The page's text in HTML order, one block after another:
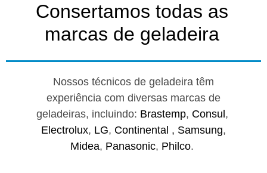
Consertamos todas as
marcas de geladeira
Nossos técnicos de geladeira têm
experiência com diversas marcas de
geladeiras, incluindo: Brastemp, Consul ,
Electrolux, LG, Continental , Samsung,
Midea, Panasonic, Philco.